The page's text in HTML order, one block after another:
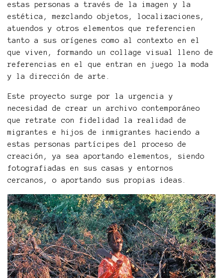
estas personas a través de la imagen y la
estética, mezclando objetos, localizaciones,
atuendos y otros elementos que referencien
tanto a sus orígenes como al contexto en el
que viven, formando un collage visual lleno de
referencias en el que entran en juego la moda
y la dirección de arte.
Este proyecto surge por la urgencia y
necesidad de crear un archivo contemporáneo
que retrate con fidelidad la realidad de
migrantes e hijos de inmigrantes haciendo a
estas personas partícipes del proceso de
creación, ya sea aportando elementos, siendo
fotografiadas en sus casas y entornos
cercanos, o aportando sus propias ideas.